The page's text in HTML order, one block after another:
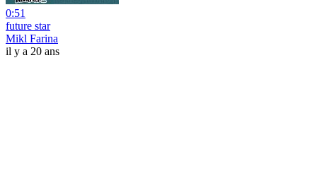
0:51
future star
Mikl Farina
il y a 20 ans